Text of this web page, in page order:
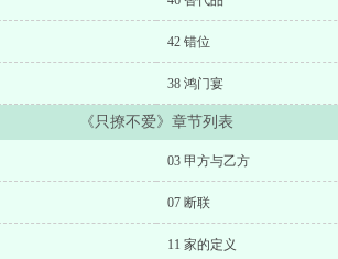
42 错位
38 鸿门宴
《只撩不爱》章节列表
03 甲方与乙方
07 断联
11 家的定义